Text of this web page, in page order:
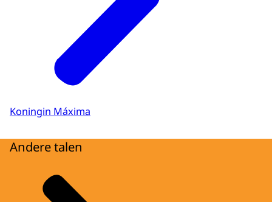
Koningin Máxima
Andere talen